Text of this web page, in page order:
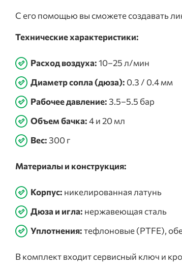
С его помощью вы сможете создавать
Технические характеристики:
Расход воздуха:10–25 л/мин
Диаметр сопла (дюза): 0.3 / 0.4 мм
Рабочее давление:3.5–5.5 бар
Объем бачка:4 и 20 мл
Вес:300 г
Материалы и конструкция:
Корпус: никелированная латунь
Дюза и игла: нержавеющая сталь
Уплотнения:тефлоновые (PTFE),
В комплект входит сервисный ключ и